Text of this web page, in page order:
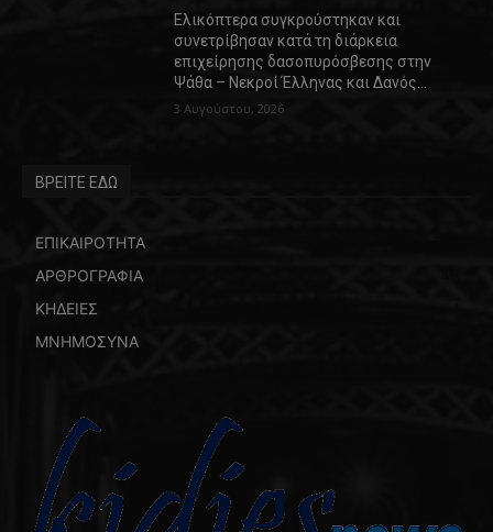
Ελικόπτερα συγκρούστηκαν και
συνετρίβησαν κατά τη διάρκεια
επιχείρησης δασοπυρόσβεσης στην
Ψάθα – Νεκροί Έλληνας και Δανός…
3 Αυγούστου, 2026
ΒΡΕΙΤΕ ΕΔΩ
ΕΠΙΚΑΙΡΟΤΗΤΑ
ΑΡΘΡΟΓΡΑΦΙΑ
ΚΗΔΕΙΕΣ
ΜΝΗΜΟΣΥΝΑ